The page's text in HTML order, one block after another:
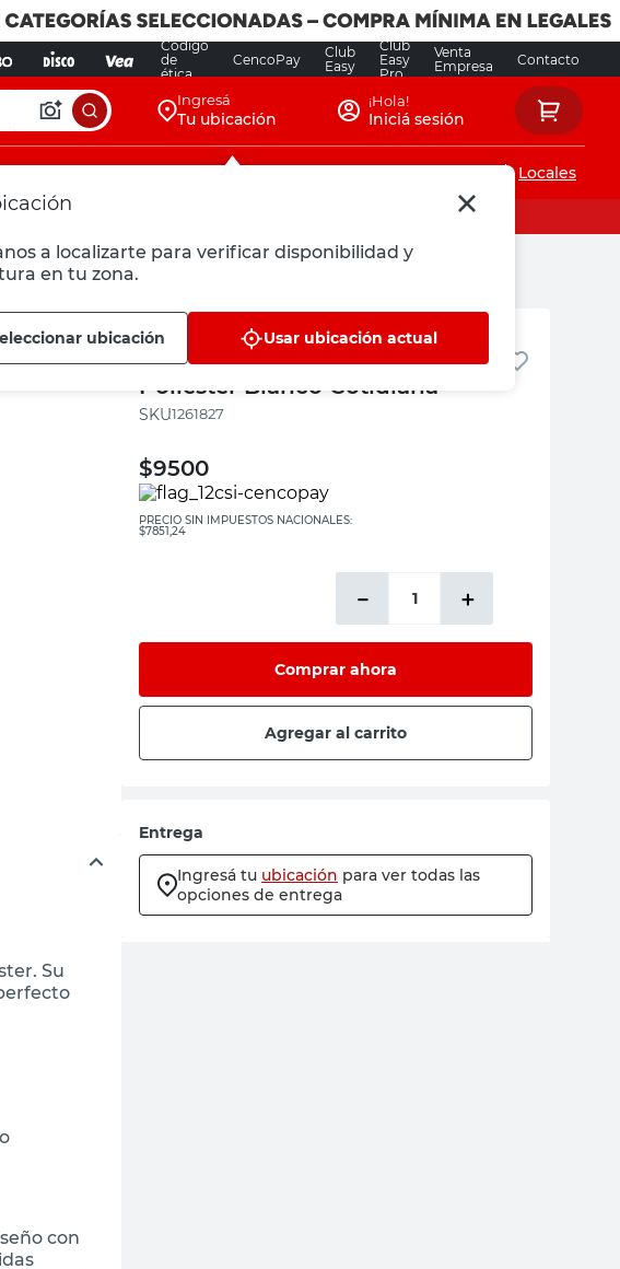
Código
de
ética
CencoPay
Club
Easy
Club
Easy
Pro
Venta
Empresa
Contacto
Ingresá
Tu ubicación
a localizarte para verificar disponibilidad y
en tu zona.
ubicación Usar ubicación actual
¡Hola!
Iniciá sesión
Locales
Su
con
Cotidiana
Bolsa Ropa Delicada 17x15 Cm
Poliéster Blanco Cotidiana
:1261827
$9500
PRECIO SIN IMPUESTOS NACIONALES:
$7851,24
＋
－
Comprar ahora
Agregar al carrito
Entrega
Ingresá tu ubicación para ver todas las
opciones de entrega